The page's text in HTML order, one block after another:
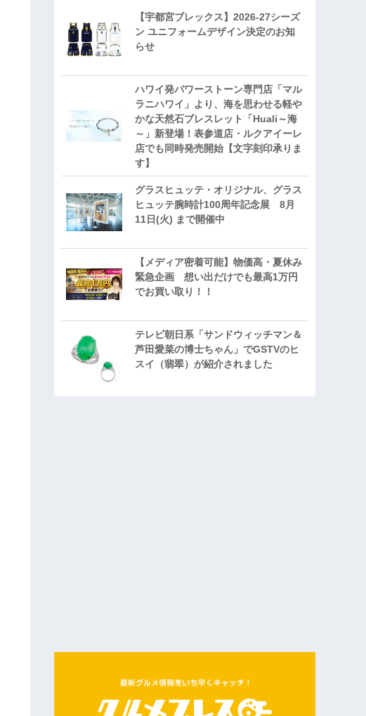
【宇都宮ブレックス】2026-27シーズ
ン ユニフォームデザイン決定のお知
らせ
ハワイ発パワーストーン専門店「マル
ラニハワイ」より、海を思わせる軽や
かな天然石ブレスレット「Huali～海
～」新登場！表参道店・ルクアイーレ
店でも同時発売開始【文字刻印承りま
す】
グラスヒュッテ・オリジナル、グラス
ヒュッテ腕時計100周年記念展 8月
11日(火) まで開催中
【メディア密着可能】物価高・夏休み
緊急企画 想い出だけでも最高1万円
でお買い取り！！
テレビ朝日系「サンドウィッチマン＆
芦田愛菜の博士ちゃん」でGSTVのヒ
スイ（翡翠）が紹介されました